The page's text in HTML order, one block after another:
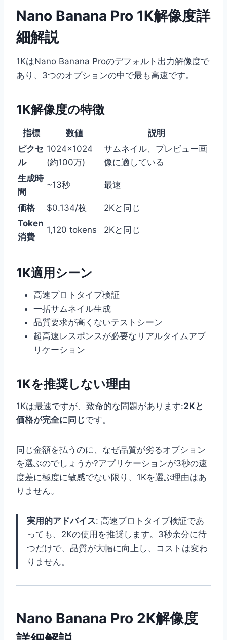
Nano Banana Pro 1K解像度詳
細解説
1KはNano Banana Proのデフォルト出力解像度で
あり、3つのオプションの中で最も高速です。
1K解像度の特徴
指標 数値
説明
ピクセ
ル
1024×1024
(約100万)
サムネイル、プレビュー画
像に適している
生成時
間
~13秒 最速
価格 $0.134/枚
2Kと同じ
Token
消費
1,120 tokens 2Kと同じ
1K適用シーン
高速プロトタイプ検証
一括サムネイル生成
品質要求が高くないテストシーン
超高速レスポンスが必要なリアルタイムアプ
リケーション
1Kを推奨しない理由
1Kは最速ですが、致命的な問題があります:2Kと
価格が完全に同じです。
同じ金額を払うのに、なぜ品質が劣るオプション
を選ぶのでしょうか?アプリケーションが3秒の速
度差に極度に敏感でない限り、1Kを選ぶ理由はあ
りません。
実用的アドバイス: 高速プロトタイプ検証であ
っても、2Kの使用を推奨します。3秒余分に待
つだけで、品質が大幅に向上し、コストは変わ
りません。
Nano Banana Pro 2K解像度